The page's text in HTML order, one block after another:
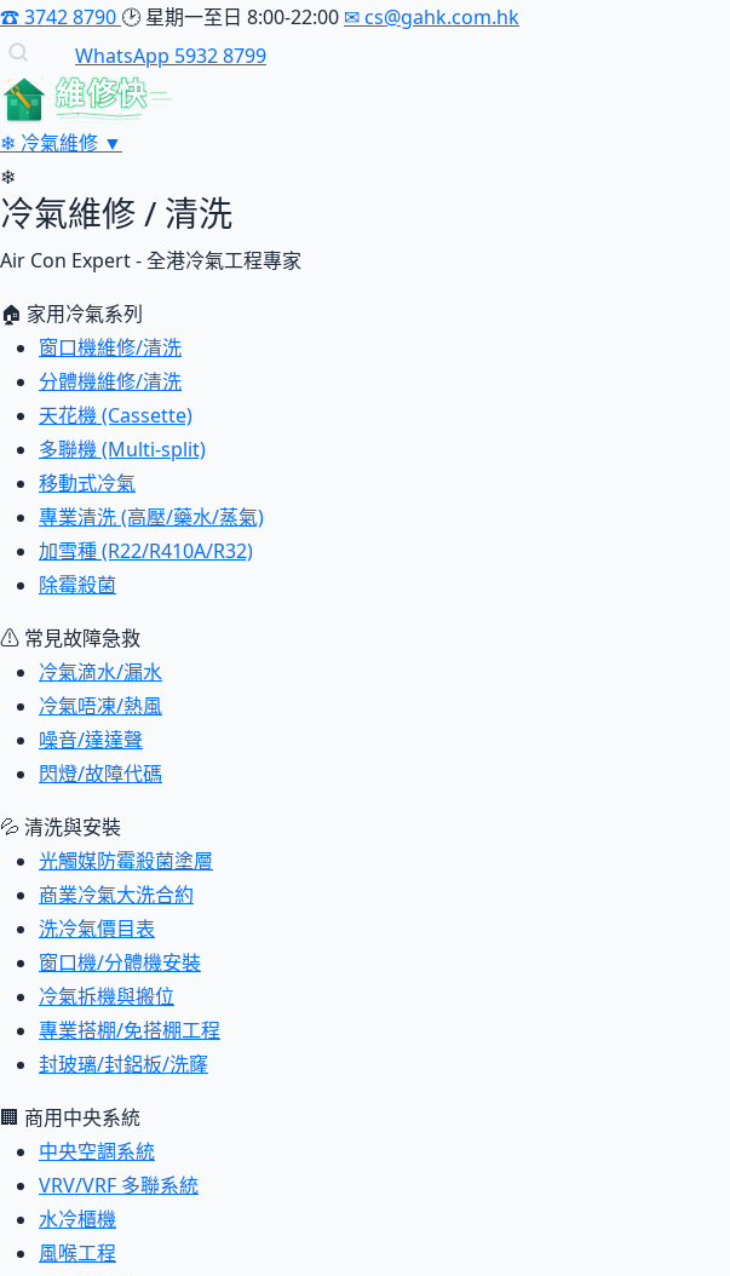
☎3742 8790 🕑 星期一至日 8:00-22:00 ✉cs@gahk.com.hk
WhatsApp 5932 8799
維修快
❄ 冷氣維修 ▼
❄
冷氣維修 / 清洗
Air Con Expert - 全港冷氣工程專家
🏠 家用冷氣系列
窗口機維修/清洗
分體機維修/清洗
天花機 (Cassette)
多聯機 (Multi-split)
移動式冷氣
專業清洗 (高壓/藥水/蒸氣)
加雪種 (R22/R410A/R32)
除霉殺菌
⚠ 常見故障急救
冷氣滴水/漏水
冷氣唔凍/熱風
噪音/達達聲
閃燈/故障代碼
💦 清洗與安裝
光觸媒防霉殺菌塗層
商業冷氣大洗合約
洗冷氣價目表
窗口機/分體機安裝
冷氣拆機與搬位
專業搭棚/免搭棚工程
封玻璃/封鋁板/洗窿
🏢 商用中央系統
中央空調系統
VRV/VRF 多聯系統
水冷櫃機
風喉工程